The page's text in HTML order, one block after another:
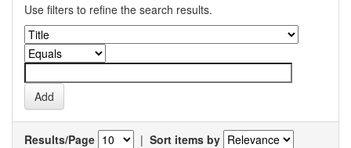
Use filters to refine the search results.
Results/Page | Sort items by